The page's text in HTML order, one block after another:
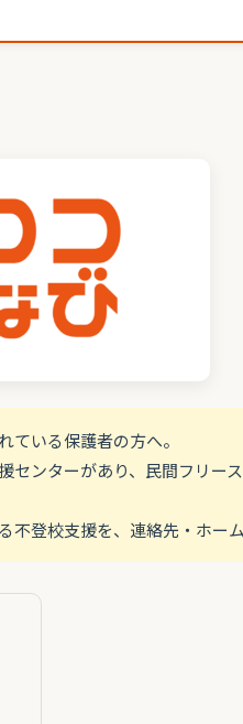
ている保護者の方へ。
ンターがあり、民間フリー
登校支援を、連絡先・ホー